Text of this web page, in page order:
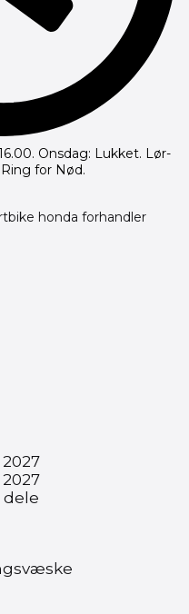
Onsdag: Lukket. Lør-
for Nød.
dele